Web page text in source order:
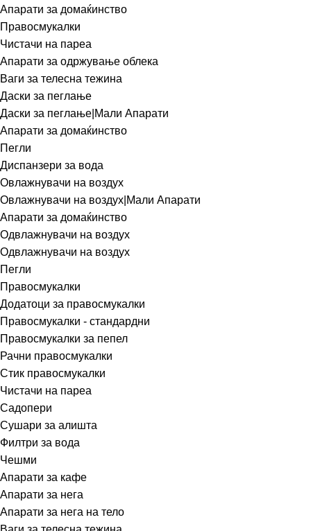
Апарати за домаќинство
Правосмукалки
Чистачи на пареа
Апарати за одржување облека
Ваги за телесна тежина
Даски за пеглање
Даски за пеглање|Мали Апарати
Апарати за домаќинство
Пегли
Диспанзери за вода
Овлажнувачи на воздух
Овлажнувачи на воздух|Мали Апарати
Апарати за домаќинство
Одвлажнувачи на воздух
Одвлажнувачи на воздух
Пегли
Правосмукалки
Додатоци за правосмукалки
Правосмукалки - стандардни
Правосмукалки за пепел
Рачни правосмукалки
Стик правосмукалки
Чистачи на пареа
Садопери
Сушари за алишта
Филтри за вода
Чешми
Апарати за кафе
Апарати за нега
Апарати за нега на тело